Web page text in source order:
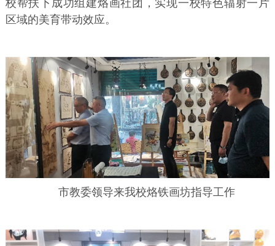
校帮扶下成功组建烙画社团，实现一校特色辐射一片
区域的美育带动效应。
市教委领导来我校烙铁画坊指导工作